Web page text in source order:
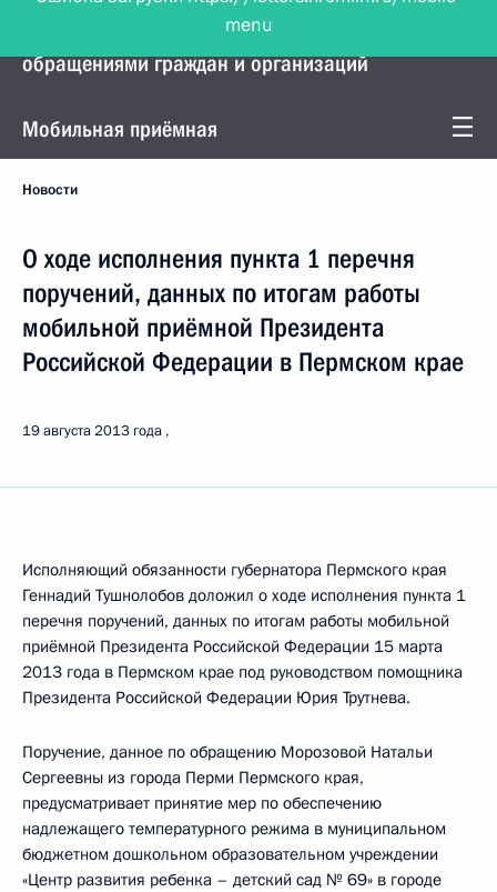
Управление Президента по работе с
обращениями граждан и организаций
Мобильная приёмная
Новости
О ходе исполнения пункта 1 перечня
поручений, данных по итогам работы
мобильной приёмной Президента
Российской Федерации в Пермском крае
19 августа 2013 года
Исполняющий обязанности губернатора Пермского края
Геннадий Тушнолобов доложил о ходе исполнения пункта 1
перечня поручений, данных по итогам работы мобильной
приёмной Президента Российской Федерации 15 марта
2013 года в Пермском крае под руководством помощника
Президента Российской Федерации Юрия Трутнева.
Поручение, данное по обращению Морозовой Натальи
Сергеевны из города Перми Пермского края,
предусматривает принятие мер по обеспечению
надлежащего температурного режима в муниципальном
бюджетном дошкольном образовательном учреждении
«Центр развития ребенка – детский сад № 69» в городе
menu